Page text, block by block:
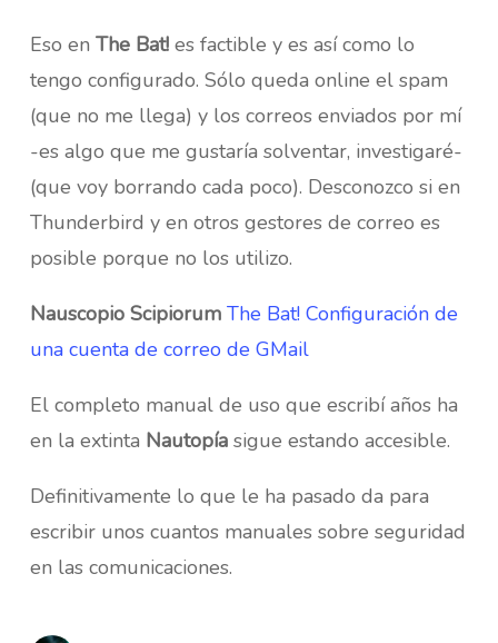
Eso en The Bat!es factible y es así como lo
tengo configurado. Sólo queda online el spam
(que no me llega) y los correos enviados por mí
-es algo que me gustaría solventar, investigaré-
(que voy borrando cada poco). Desconozco si en
Thunderbird y en otros gestores de correo es
posible porque no los utilizo.
Nauscopio Scipiorum The Bat! Configuración de
una cuenta de correo de GMail
El completo manual de uso que escribí años ha
en la extinta Nautopíasigue estando accesible.
Definitivamente lo que le ha pasado da para
escribir unos cuantos manuales sobre seguridad
en las comunicaciones.